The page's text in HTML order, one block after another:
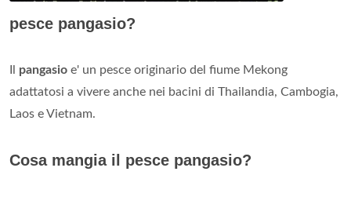
pesce pangasio?
pangasio e' un pesce originario del fiume Mekong
adattatosi a vivere anche nei bacini di Thailandia, Cambogia,
Laos e Vietnam.
Cosa mangia il pesce pangasio?